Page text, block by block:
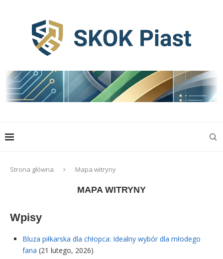
Strona główna Mapa witryny
MAPA WITRYNY
Wpisy
Bluza piłkarska dla chłopca: Idealny wybór dla młodego
fana (21 lutego, 2026)